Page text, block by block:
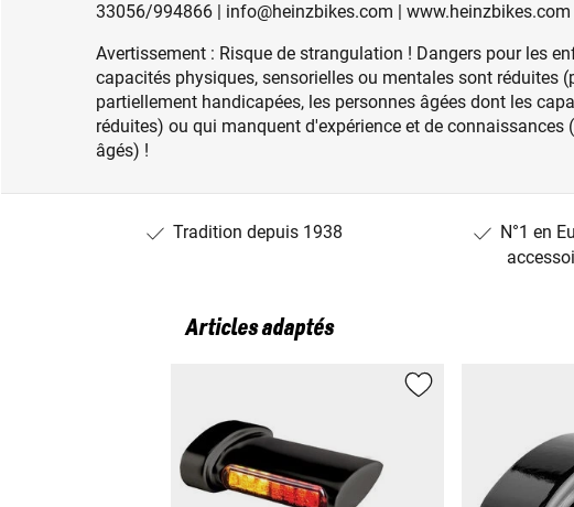
33056/994866 | info@heinzbikes.com | www.heinzbikes.com
Avertissement : Risque de strangulation ! Dangers pour les
capacités physiques, sensorielles ou mentales sont réduites
partiellement handicapées, les personnes âgées dont les
réduites) ou qui manquent d'expérience et de connaissances
âgés) !
Tradition depuis 1938
N°1 en
Articles adaptés